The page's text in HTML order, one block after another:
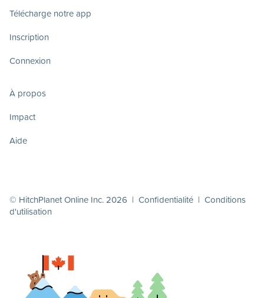
Télécharge notre app
Inscription
Connexion
À propos
Impact
Aide
© HitchPlanet Online Inc. 2026 | Confidentialité | Conditions
d'utilisation